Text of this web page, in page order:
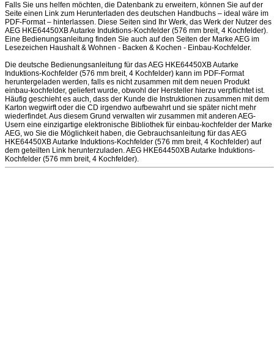
Falls Sie uns helfen möchten, die Datenbank zu erweitern, können Sie auf der
Seite einen Link zum Herunterladen des deutschen Handbuchs – ideal wäre im
PDF-Format – hinterlassen. Diese Seiten sind Ihr Werk, das Werk der Nutzer des
AEG HKE64450XB Autarke Induktions-Kochfelder (576 mm breit, 4 Kochfelder).
Eine Bedienungsanleitung finden Sie auch auf den Seiten der Marke AEG im
Lesezeichen Haushalt & Wohnen - Backen & Kochen - Einbau-Kochfelder.
Die deutsche Bedienungsanleitung für das AEG HKE64450XB Autarke
Induktions-Kochfelder (576 mm breit, 4 Kochfelder) kann im PDF-Format
heruntergeladen werden, falls es nicht zusammen mit dem neuen Produkt
einbau-kochfelder, geliefert wurde, obwohl der Hersteller hierzu verpflichtet ist.
Häufig geschieht es auch, dass der Kunde die Instruktionen zusammen mit dem
Karton wegwirft oder die CD irgendwo aufbewahrt und sie später nicht mehr
wiederfindet. Aus diesem Grund verwalten wir zusammen mit anderen AEG-
Usern eine einzigartige elektronische Bibliothek für einbau-kochfelder der Marke
AEG, wo Sie die Möglichkeit haben, die Gebrauchsanleitung für das AEG
HKE64450XB Autarke Induktions-Kochfelder (576 mm breit, 4 Kochfelder) auf
dem geteilten Link herunterzuladen. AEG HKE64450XB Autarke Induktions-
Kochfelder (576 mm breit, 4 Kochfelder).